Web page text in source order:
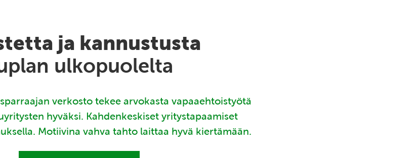
ja kannustusta
ulkopuolelta
verkosto tekee arvokasta vapaaehtoistyötä
hyväksi. Kahdenkeskiset yritystapaamiset
Motiivina vahva tahto laittaa hyvä kiertämään.